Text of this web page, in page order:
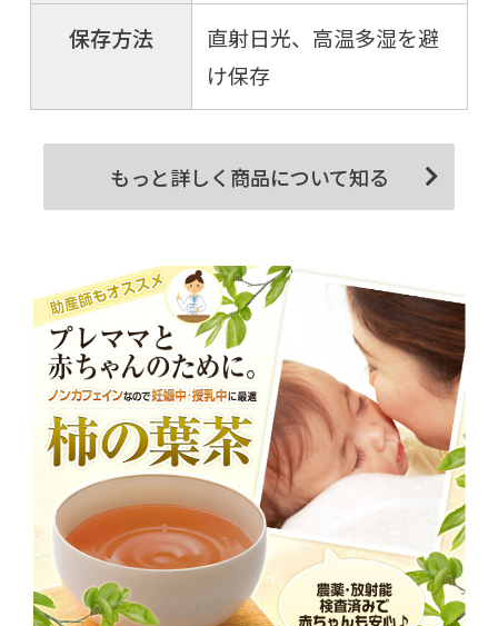
保存方法
直射日光、高温多湿を避
け保存
もっと詳しく商品について知る